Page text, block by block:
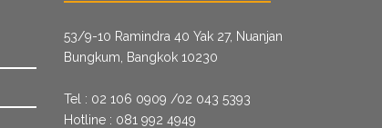
53/9­-10 Ramindra 40 Yak 27, Nuanjan
Bungkum, Bangkok 10230
Tel : 02 106 0909 /02 043 5393
Hotline : 081 992 4949